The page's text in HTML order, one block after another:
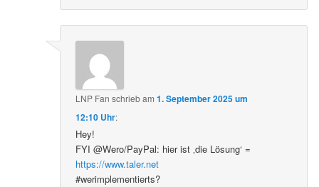
LNP Fan schriebam1. September 2025 um
12:10 Uhr:
Hey!
FYI @Wero/PayPal: hier ist ‚die Lösung‘ =
https://www.taler.net
#werimplementierts?